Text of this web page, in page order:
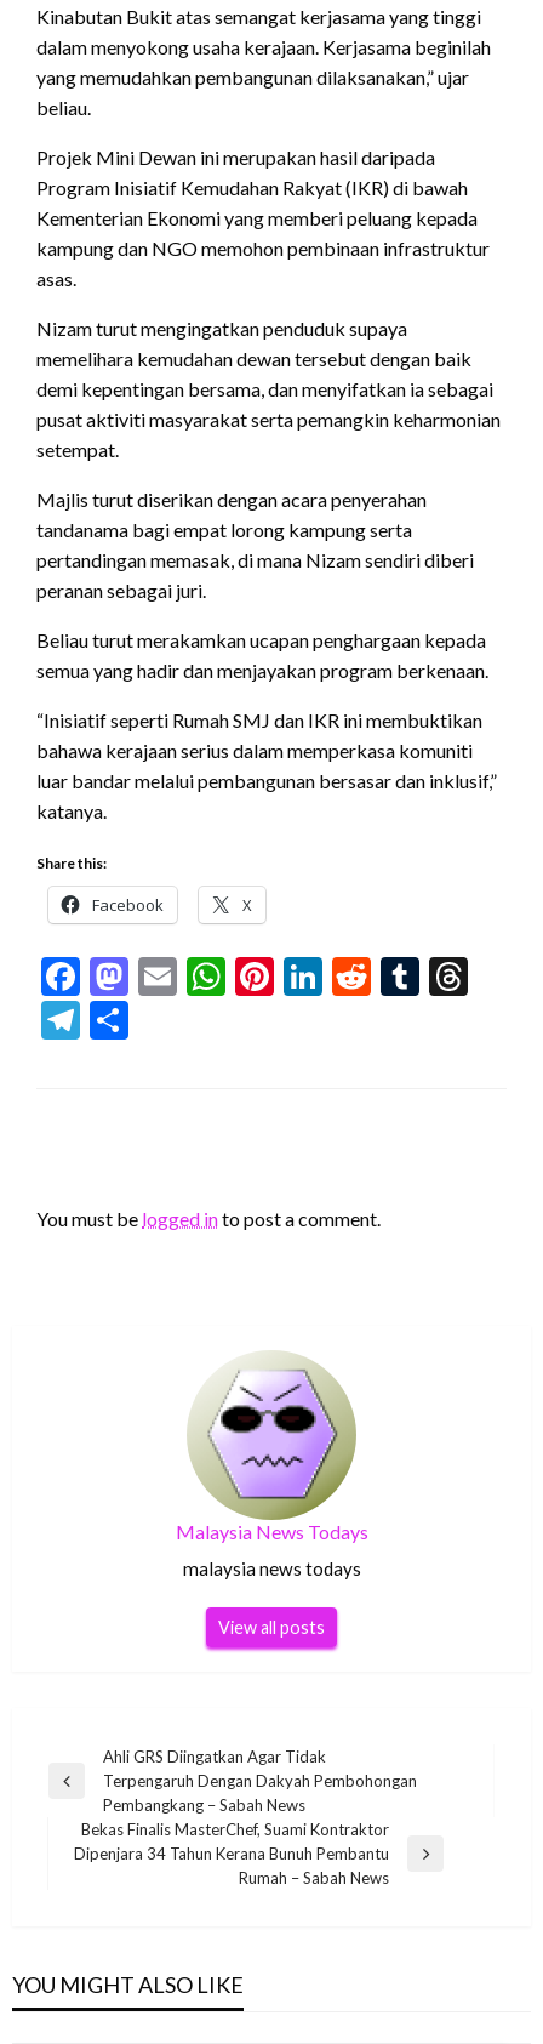
Kinabutan Bukit atas semangat kerjasama yang tinggi
dalam menyokong usaha kerajaan. Kerjasama beginilah
yang memudahkan pembangunan dilaksanakan,” ujar
beliau.
Projek Mini Dewan ini merupakan hasil daripada
Program Inisiatif Kemudahan Rakyat (IKR) di bawah
Kementerian Ekonomi yang memberi peluang kepada
kampung dan NGO memohon pembinaan infrastruktur
asas.
Nizam turut mengingatkan penduduk supaya
memelihara kemudahan dewan tersebut dengan baik
demi kepentingan bersama, dan menyifatkan ia sebagai
pusat aktiviti masyarakat serta pemangkin keharmonian
setempat.
Majlis turut diserikan dengan acara penyerahan
tandanama bagi empat lorong kampung serta
pertandingan memasak, di mana Nizam sendiri diberi
peranan sebagai juri.
Beliau turut merakamkan ucapan penghargaan kepada
semua yang hadir dan menjayakan program berkenaan.
“Inisiatif seperti Rumah SMJ dan IKR ini membuktikan
bahawa kerajaan serius dalam memperkasa komuniti
luar bandar melalui pembangunan bersasar dan inklusif,”
katanya.
Share this:
Facebook X
Facebook
Mastodon
EmailWhatsApp
Pinterest
LinkedIn
RedditTumblr
Telegram
You must be logged into post a comment.
Malaysia News Todays
malaysia news todays
View all posts
navigation
Previous
Ahli GRS Diingatkan Agar Tidak
Terpengaruh Dengan Dakyah Pembohongan
Pembangkang – Sabah News
Next
Bekas Finalis MasterChef, Suami Kontraktor
Dipenjara 34 Tahun Kerana Bunuh Pembantu
Rumah – Sabah News
YOU MIGHT ALSO LIKE